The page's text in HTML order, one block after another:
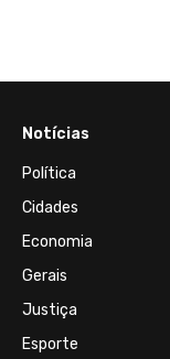
Notícias
Política
Cidades
Economia
Gerais
Justiça
Esporte